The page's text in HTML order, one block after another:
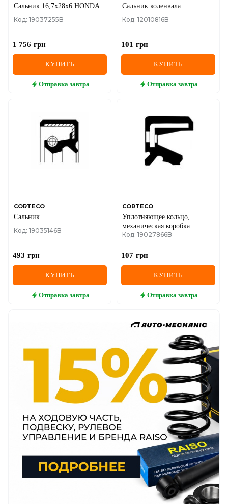
Сальник 16,7х28х6 HONDA
Код: 19037255B
1 756 грн
КУПИТЬ
Отправка завтра
Сальник коленвала
Код: 12010816B
101 грн
КУПИТЬ
Отправка завтра
CORTECO
Сальник
Код: 19035146B
493 грн
КУПИТЬ
Отправка завтра
CORTECO
Уплотняющее кольцо,
механическая коробка
передач
Код: 19027866B
107 грн
КУПИТЬ
Отправка завтра